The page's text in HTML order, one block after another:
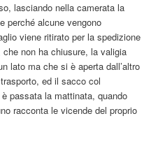
lasciando nella camerata la
perché alcune vengono
viene ritirato per la spedizione
non ha chiusure, la valigia
lato ma che si è aperta dall’altro
ed il sacco col
passata la mattinata, quando
racconta le vicende del proprio